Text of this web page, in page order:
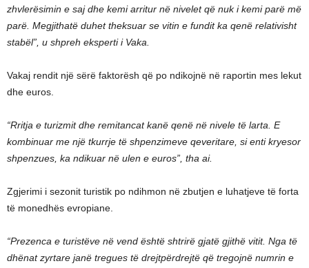
zhvlerësimin e saj dhe kemi arritur në nivelet që nuk i kemi parë më
parë. Megjithatë duhet theksuar se vitin e fundit ka qenë relativisht
stabël”, u shpreh eksperti i Vaka.
Vakaj rendit një sërë faktorësh që po ndikojnë në raportin mes lekut
dhe euros.
“Rritja e turizmit dhe remitancat kanë qenë në nivele të larta. E
kombinuar me një tkurrje të shpenzimeve qeveritare, si enti kryesor
shpenzues, ka ndikuar në ulen e euros”, tha ai.
Zgjerimi i sezonit turistik po ndihmon në zbutjen e luhatjeve të forta
të monedhës evropiane.
“Prezenca e turistëve në vend është shtrirë gjatë gjithë vitit. Nga të
dhënat zyrtare janë tregues të drejtpërdrejtë që tregojnë numrin e